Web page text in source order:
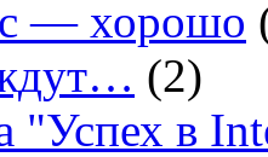
— хорошо
(2)
"Успех в